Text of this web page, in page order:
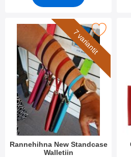
7 variantit
Rannehihna New Standcase
Walletiin
rannehihna NewMerkitse crazy